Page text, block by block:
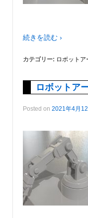
続きを読む ›
カテゴリー: ロボット
ロボットア
Posted on 2021年4月12